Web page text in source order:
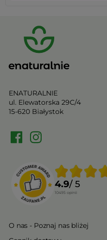
ENATURALNIE
ul. Elewatorska 29C/4
15-620 Białystok
4.9/ 5
10495 opinii
O nas - Poznaj nas bliżej